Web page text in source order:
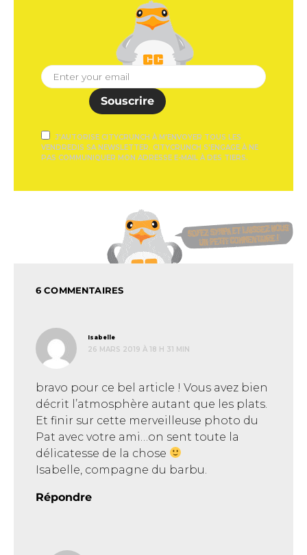
Souscrire
J'AUTORISE CITYCRUNCH À M'ENVOYER TOUS LES
VENDREDIS SA NEWSLETTER. CITYCRUNCH S'ENGAGE À NE
PAS COMMUNIQUER MON ADRESSE E-MAIL À DES TIERS.
6 COMMENTAIRES
Isabelle
26 MARS 2019 À 18 H 31 MIN
bravo pour ce bel article ! Vous avez bien
décrit l’atmosphère autant que les plats.
Et finir sur cette merveilleuse photo du
Pat avec votre ami…on sent toute la
délicatesse de la chose
Isabelle, compagne du barbu.
Répondre